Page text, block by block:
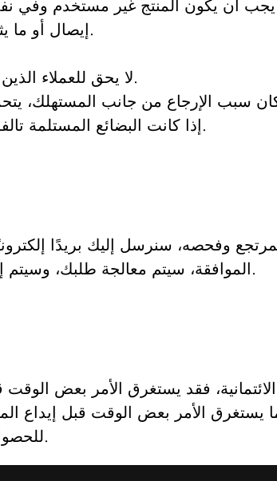
أن يكون المنتج غير مستخدم وفي
إيصال أو ما يثبت الشراء. يُرجى التواصل مع خدمة العملاء للتأكد من إرسال الطرد إلى العنوان الصحيح.
لا يحق للعملاء الذين يطلبون منتجات مصممة حسب الطلب أو منتجات شخصية استرداد أموالهم خلال 14 يومًا.
إذا كانت البضائع المستلمة تالفة أو غير صحيحة بسبب أسبابنا، فلا يُطلب من المستهلك تحمل رسوم الشحن لهذا السبب.
وفحصه، سنرسل إليك بريدًا
الموافقة، سيتم معالجة طلبك، وسيتم إضافة المبلغ تلقائيًا إلى بطاقتك الائتمانية أو طريقة الدفع الأصلية خلال فترة زمنية محددة.
فقد يستغرق الأمر بعض الوقت
يستغرق الأمر بعض الوقت قبل إيداع
للحصول على عنوان المرسل.